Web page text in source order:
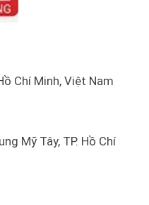
Chí Minh, Việt Nam
Mỹ Tây, TP. Hồ Chí